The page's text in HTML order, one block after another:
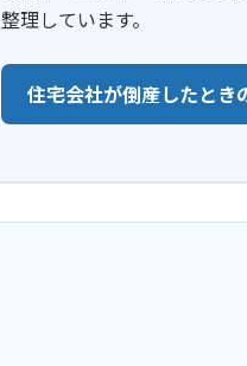
整理しています。
住宅会社が倒産したとき